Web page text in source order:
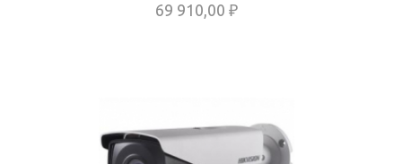
69 910,00 ₽